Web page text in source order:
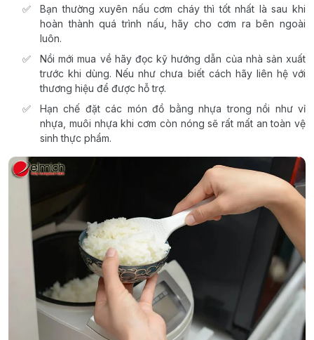
Bạn thường xuyên nấu cơm cháy thì tốt nhất là sau khi
hoàn thành quá trình nấu, hãy cho cơm ra bên ngoài
luôn.
Nồi mới mua về hãy đọc kỹ hướng dẫn của nhà sản xuất
trước khi dùng. Nếu như chưa biết cách hãy liên hệ với
thương hiệu để được hỗ trợ.
Hạn chế đặt các món đồ bằng nhựa trong nồi như vỉ
nhựa, muôi nhựa khi cơm còn nóng sẽ rất mất an toàn vệ
sinh thực phẩm.